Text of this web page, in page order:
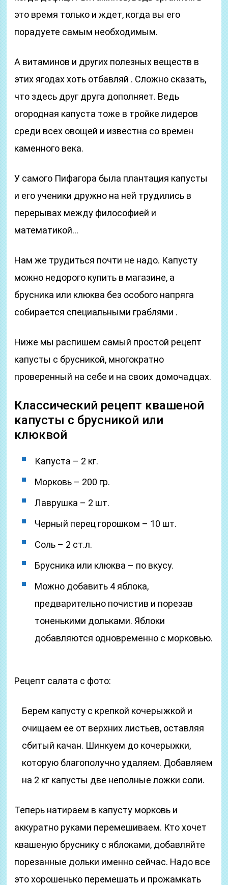
это время только и ждет, когда вы его
порадуете самым необходимым.
А витаминов и других полезных веществ в
этих ягодах хоть отбавляй . Сложно сказать,
что здесь друг друга дополняет. Ведь
огородная капуста тоже в тройке лидеров
среди всех овощей и известна со времен
каменного века.
У самого Пифагора была плантация капусты
и его ученики дружно на ней трудились в
перерывах между философией и
математикой…
Нам же трудиться почти не надо. Капусту
можно недорого купить в магазине, а
брусника или клюква без особого напряга
собирается специальными граблями .
Ниже мы распишем самый простой рецепт
капусты с брусникой, многократно
проверенный на себе и на своих домочадцах.
Классический рецепт квашеной
капусты с брусникой или
клюквой
Капуста – 2 кг.
Морковь – 200 гр.
Лаврушка – 2 шт.
Черный перец горошком – 10 шт.
Соль – 2 ст.л.
Брусника или клюква – по вкусу.
Можно добавить 4 яблока,
предварительно почистив и порезав
тоненькими дольками. Яблоки
добавляются одновременно с морковью.
Рецепт салата с фото:
Берем капусту с крепкой кочерыжкой и
очищаем ее от верхних листьев, оставляя
сбитый качан. Шинкуем до кочерыжки,
которую благополучно удаляем. Добавляем
на 2 кг капусты две неполные ложки соли.
Теперь натираем в капусту морковь и
аккуратно руками перемешиваем. Кто хочет
квашеную бруснику с яблоками, добавляйте
порезанные дольки именно сейчас. Надо все
это хорошенько перемешать и прожамкать